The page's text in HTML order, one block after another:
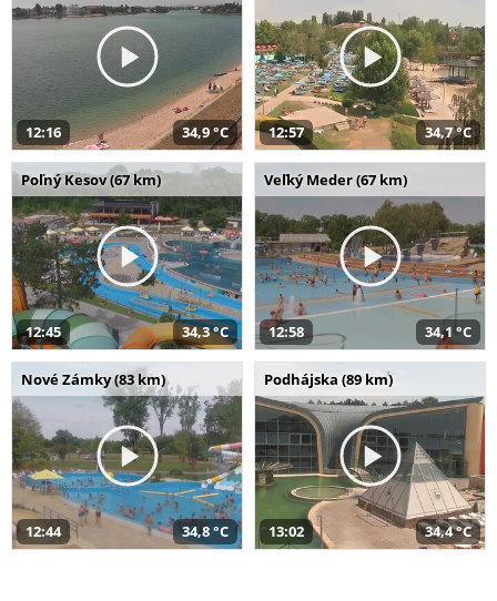
12:16 34,9 °C 12:57 34,7 °C
Poľný Kesov (67 km)
12:45 34,3 °C
Veľký Meder (67 km)
12:58 34,1 °C
Nové Zámky (83 km)
12:44 34,8 °C
Podhájska (89 km)
13:02 34,4 °C